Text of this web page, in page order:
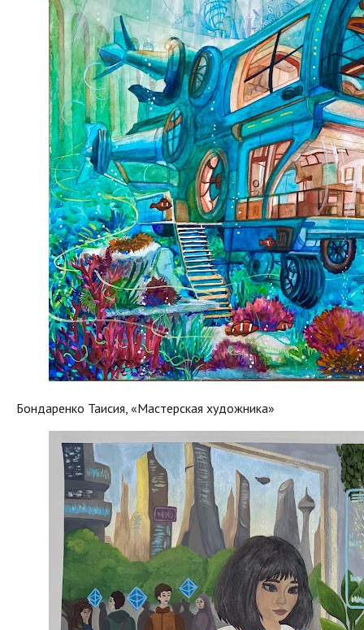
Бондаренко Таисия, «Мастерская художника»